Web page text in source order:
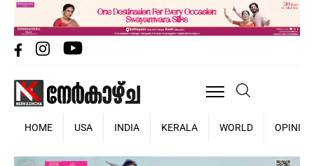
HOME USA INDIA KERALA WORLD OPINION